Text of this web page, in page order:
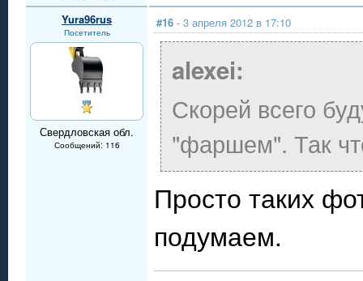
Yura96rus
Посетитель
Свердловская обл.
Сообщений: 116
#16 - 3 апреля 2012 в 17:10
alexei:
Скорей всего
"фаршем". Так
Просто таких
подумаем.